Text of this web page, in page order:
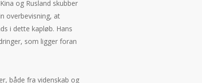
og Rusland skubber
overbevisning, at
i dette kapløb. Hans
som ligger foran
både fra videnskab og